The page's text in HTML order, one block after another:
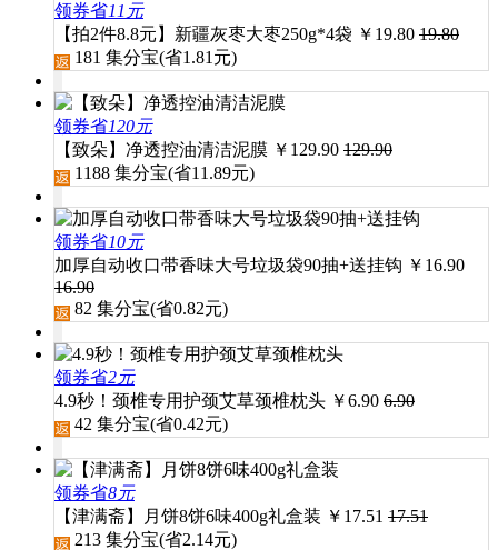
领券省11元
【拍2件8.8元】新疆灰枣大枣250g*4袋 ￥ 19.80 19.80
181 集分宝(省1.81 元)
领券省120元
【致朵】净透控油清洁泥膜 ￥ 129.90 129.90
1188 集分宝(省11.89元)
领券省10元
加厚自动收口带香味大号垃圾袋90抽+送挂钩 ￥ 16.90
16.90
82 集分宝(省0.82元)
领券省2元
4.9秒！颈椎专用护颈艾草颈椎枕头 ￥6.90 6.90
42 集分宝(省0.42元)
领券省8元
【津满斋】月饼8饼6味400g礼盒装 ￥ 17.51 17.51
213 集分宝(省2.14元)